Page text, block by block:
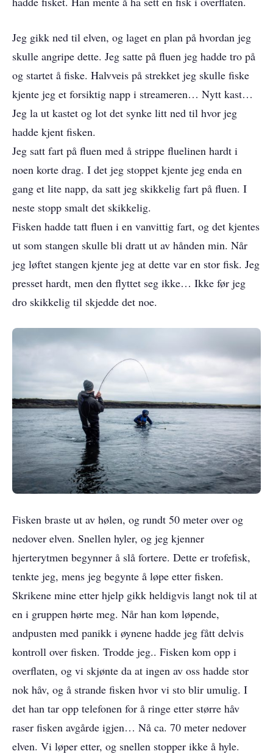
Jeg gikk ned til elven, og laget en plan på hvordan jeg
skulle angripe dette. Jeg satte på fluen jeg hadde tro på
og startet å fiske. Halvveis på strekket jeg skulle fiske
kjente jeg et forsiktig napp i streameren… Nytt kast…
Jeg la ut kastet og lot det synke litt ned til hvor jeg
hadde kjent fisken.
Jeg satt fart på fluen med å strippe fluelinen hardt i
noen korte drag. I det jeg stoppet kjente jeg enda en
gang et lite napp, da satt jeg skikkelig fart på fluen. I
neste stopp smalt det skikkelig.
Fisken hadde tatt fluen i en vanvittig fart, og det kjentes
ut som stangen skulle bli dratt ut av hånden min. Når
jeg løftet stangen kjente jeg at dette var en stor fisk. Jeg
presset hardt, men den flyttet seg ikke… Ikke før jeg
dro skikkelig til skjedde det noe.
Fisken braste ut av hølen, og rundt 50 meter over og
nedover elven. Snellen hyler, og jeg kjenner
hjerterytmen begynner å slå fortere. Dette er trofefisk,
tenkte jeg, mens jeg begynte å løpe etter fisken.
Skrikene mine etter hjelp gikk heldigvis langt nok til at
en i gruppen hørte meg. Når han kom løpende,
andpusten med panikk i øynene hadde jeg fått delvis
kontroll over fisken. Trodde jeg.. Fisken kom opp i
overflaten, og vi skjønte da at ingen av oss hadde stor
nok håv, og å strande fisken hvor vi sto blir umulig. I
det han tar opp telefonen for å ringe etter større håv
raser fisken avgårde igjen… Nå ca. 70 meter nedover
elven. Vi løper etter, og snellen stopper ikke å hyle.